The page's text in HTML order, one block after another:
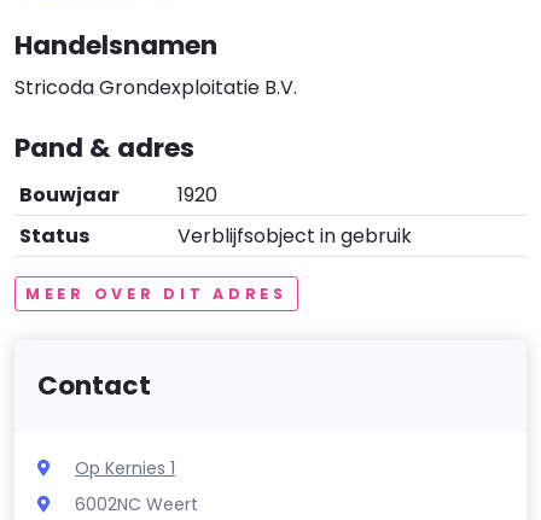
Handelsnamen
Stricoda Grondexploitatie B.V.
Pand & adres
Bouwjaar
1920
Status
Verblijfsobject in gebruik
MEER OVER DIT ADRES
Contact
Op Kernies 1
6002NC Weert